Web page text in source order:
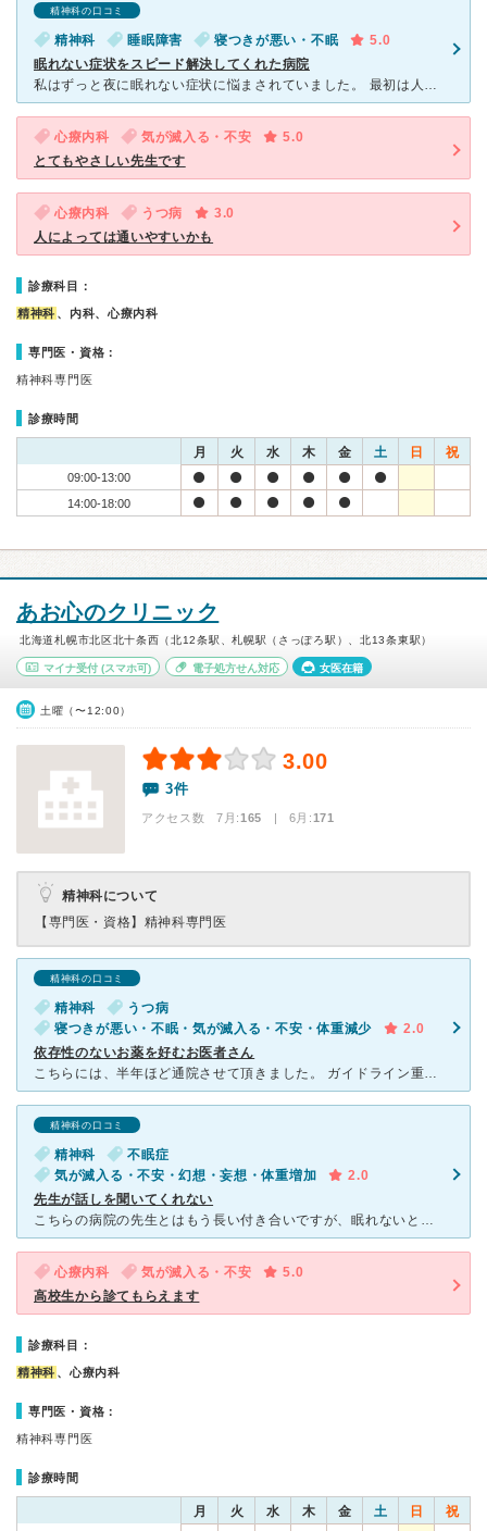
精神科の口コミ
精神科 睡眠障害 寝つきが悪い・不眠
5.0
眠れない症状をスピード解決してくれた病院
私はずっと夜に眠れない症状に悩まされていました。 最初は人間関係のストレスで憂鬱になって、寝つきが悪くなった程度だったのですが、一睡もできない日々もありました。 日常生活に支障が出てしまうくらいに
心療内科 気が滅入る・不安
5.0
とてもやさしい先生です
心療内科 うつ病
3.0
人によっては通いやすいかも
診療科目：
精神科 、内科、心療内科
専門医・資格：
精神科専門医
診療時間
月 火 水 木 金 土 日 祝
09:00-13:00
14:00-18:00
あお心のクリニック
北海道札幌市北区北十条西（北12条駅、札幌駅（さっぽろ駅）、北13条東駅）
マイナ受付 (スマホ可) 電子処方せん対応 女医在籍
土曜（〜12:00）
3.00
3件
アクセス数 7月:165 | 6月:171
精神科について
【専門医・資格】 精神科専門医
精神科の口コミ
精神科
うつ病
寝つきが悪い・不眠・気が滅入る・不安・体重減少
2.0
依存性のないお薬を好むお医者さん
こちらには、半年ほど通院させて頂きました。 ガイドライン重視の、依存性がないお薬を好むお医者さんです。ベンゾジアゼピンはほぼ新規処方しないでしょう。 検査は初診の時に一度だけ、血液検査をさ
精神科の口コミ
精神科
不眠症
気が滅入る・不安・幻想・妄想・体重増加
2.0
先生が話しを聞いてくれない
こちらの病院の先生とはもう長い付き合いですが、眠れないと何回も相談してるのにも関わらず、薬を全く変えて貰えません。 他にも症状はありますが、その薬さえも変えてくれたりもしてくれません。 先生は比較
心療内科 気が滅入る・不安
5.0
高校生から診てもらえます
診療科目：
精神科 、心療内科
専門医・資格：
精神科専門医
診療時間
月 火 水 木 金 土 日 祝